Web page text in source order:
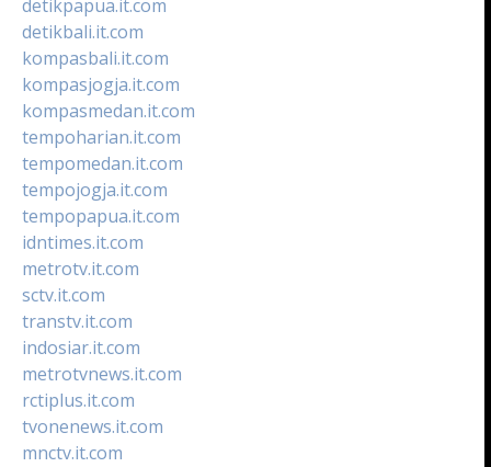
detikpapua.it.com
detikbali.it.com
kompasbali.it.com
kompasjogja.it.com
kompasmedan.it.com
tempoharian.it.com
tempomedan.it.com
tempojogja.it.com
tempopapua.it.com
idntimes.it.com
metrotv.it.com
sctv.it.com
transtv.it.com
indosiar.it.com
metrotvnews.it.com
rctiplus.it.com
tvonenews.it.com
mnctv.it.com